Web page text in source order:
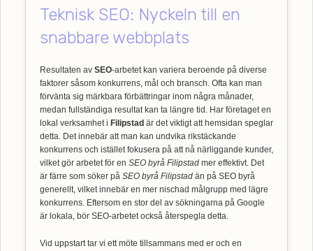
Teknisk SEO: Nyckeln till en
snabbare webbplats
Resultaten av SEO-arbetet kan variera beroende på diverse
faktorer såsom konkurrens, mål och bransch. Ofta kan man
förvänta sig märkbara förbättringar inom några månader,
medan fullständiga resultat kan ta längre tid. Har företaget en
lokal verksamhet i Filipstad är det viktigt att hemsidan speglar
detta. Det innebär att man kan undvika rikstäckande
konkurrens och istället fokusera på att nå närliggande kunder,
vilket gör arbetet för en SEO byrå Filipstad mer effektivt. Det
är färre som söker på SEO byrå Filipstad än på SEO byrå
generellt, vilket innebär en mer nischad målgrupp med lägre
konkurrens. Eftersom en stor del av sökningarna på Google
är lokala, bör SEO-arbetet också återspegla detta.
Vid uppstart tar vi ett möte tillsammans med er och en